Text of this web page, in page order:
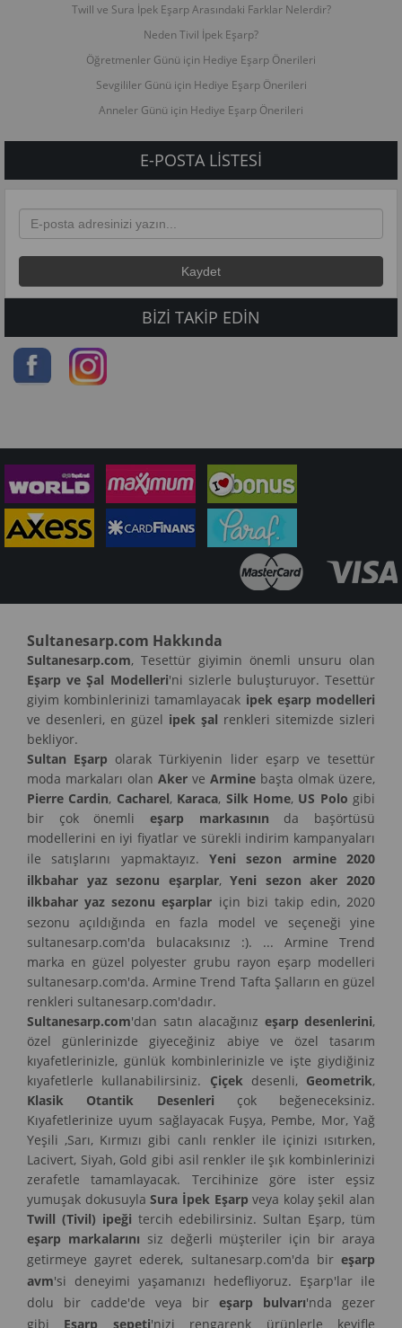
Twill ve Sura İpek Eşarp Arasındaki Farklar Nelerdir?
Neden Tivil İpek Eşarp?
Öğretmenler Günü için Hediye Eşarp Önerileri
Sevgililer Günü için Hediye Eşarp Önerileri
Anneler Günü için Hediye Eşarp Önerileri
E-POSTA LISTESI
BIZI TAKIP EDIN
Sultanesarp.com Hakkında
Sultanesarp.com, Tesettür giyimin önemli unsuru olan
Eşarp ve Şal Modelleri'ni sizlerle buluşturuyor. Tesettür
giyim kombinlerinizi tamamlayacak ipek eşarp modelleri
ve desenleri, en güzel ipek şal renkleri sitemizde sizleri
bekliyor.
Sultan Eşarp olarak Türkiyenin lider eşarp ve tesettür
moda markaları olan Aker ve Armine başta olmak üzere,
Pierre Cardin, Cacharel, Karaca, Silk Home, US Polo gibi
bir çok önemli eşarp markasının da başörtüsü
modellerini en iyi fiyatlar ve sürekli indirim kampanyaları
ile satışlarını yapmaktayız. Yeni sezon armine 2020
ilkbahar yaz sezonu eşarplar,Yeni sezon aker 2020
ilkbahar yaz sezonu eşarplar için bizi takip edin, 2020
sezonu açıldığında en fazla model ve seçeneği yine
sultanesarp.com'da bulacaksınız :). ... Armine Trend
marka en güzel polyester grubu rayon eşarp modelleri
sultanesarp.com'da. Armine Trend Tafta Şalların en güzel
renkleri sultanesarp.com'dadır.
Sultanesarp.com'dan satın alacağınız eşarp desenlerini,
özel günlerinizde giyeceğiniz abiye ve özel tasarım
kıyafetlerinizle, günlük kombinlerinizle ve işte giydiğiniz
kıyafetlerle kullanabilirsiniz. Çiçekdesenli, Geometrik,
Klasik Otantik Desenleri çok beğeneceksiniz.
Kıyafetlerinize uyum sağlayacak Fuşya, Pembe, Mor, Yağ
Yeşili ,Sarı, Kırmızı gibi canlı renkler ile içinizi ısıtırken,
Lacivert, Siyah, Gold gibi asil renkler ile şık kombinlerinizi
zerafetle tamamlayacak. Tercihinize göre ister eşsiz
yumuşak dokusuylaSura İpek Eşarpveya kolay şekil alan
Twill (Tivil) ipeği tercih edebilirsiniz. Sultan Eşarp, tüm
eşarp markalarını siz değerli müşteriler için bir araya
getirmeye gayret ederek, sultanesarp.com'da bir eşarp
avm'si deneyimi yaşamanızı hedefliyoruz. Eşarp'lar ile
dolu bir cadde'de veya bir eşarp bulvarı'nda gezer
gibi Eşarp sepeti'nizi rengarenk ürünlerle keyifle